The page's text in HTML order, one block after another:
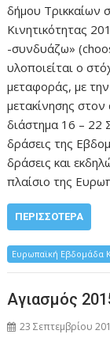
δήμου Τρικκαίων
Κινητικότητας
-συνδυάζω»
υλοποιείται ο
μεταφοράς, με
μετακίνησης
διάστημα 16 – 22
δράσεις της
δράσεις και
πλαίσιο της
ΠΕΡΙΣΣΌΤΕΡΑ
Ευρωπαϊκή Εβδομάδα
Αγιασμός
23 Σεπτεμβρίου